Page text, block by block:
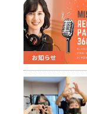
お知らせ